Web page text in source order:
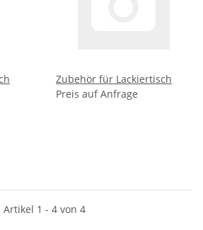
Zubehör für Lackiertisch
Preis auf Anfrage
Artikel 1 - 4 von 4